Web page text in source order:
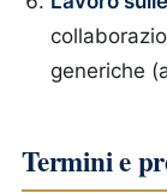
generiche
Termini e